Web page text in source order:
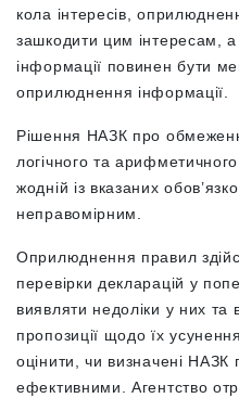
кола інтересів,
зашкодити цим інтересам, а
інформації повинен бути
оприлюднення інформації.
Рішення НАЗК про
логічного та
жодній із вказаних
неправомірним.
Оприлюднення правил
перевірки декларацій у
виявляти недоліки у них та
пропозиції щодо їх
оцінити, чи визначені НАЗК
ефективними. Агентство